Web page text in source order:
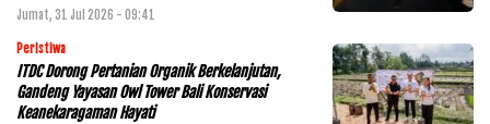
Jumat, 31 Jul 2026 - 09:41
Peristiwa
ITDC Dorong Pertanian Organik Berkelanjutan,
Gandeng Yayasan Owl Tower Bali Konservasi
Keanekaragaman Hayati